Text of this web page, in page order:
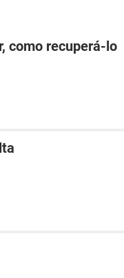
como recuperá-lo